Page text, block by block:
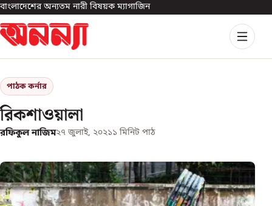
বাংলাদেশের অন্যতম নারী বিষয়ক ম্যাগাজিন
পাঠক কর্নার
রিকশাওয়ালা
রফিকুল নাজিম২৭ জুলাই, ২০২১১ মিনিট পাঠ